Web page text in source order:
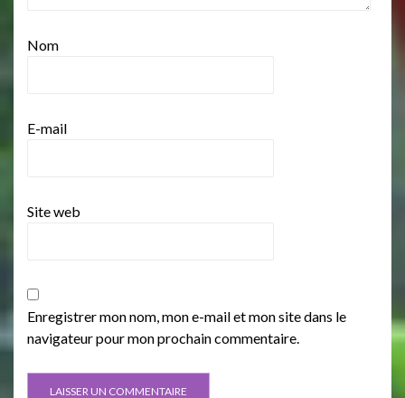
Nom
E-mail
Site web
Enregistrer mon nom, mon e-mail et mon site dans le
navigateur pour mon prochain commentaire.